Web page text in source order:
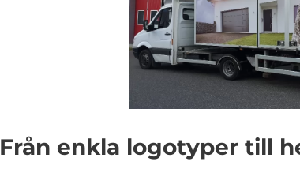
Från enkla logotyper till